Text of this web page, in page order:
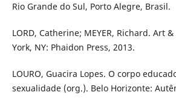
Rio Grande do Sul, Porto Alegre, Brasil.
LORD, Catherine; MEYER, Richard. Art
York, NY: Phaidon Press, 2013.
LOURO, Guacira Lopes. O corpo
sexualidade (org.). Belo Horizonte: